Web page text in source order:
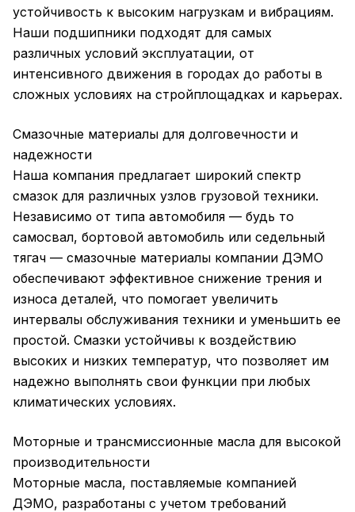
устойчивость к высоким нагрузкам и вибрациям.
Наши подшипники подходят для самых
различных условий эксплуатации, от
интенсивного движения в городах до работы в
сложных условиях на стройплощадках и карьерах.
Смазочные материалы для долговечности и
надежности
Наша компания предлагает широкий спектр
смазок для различных узлов грузовой техники.
Независимо от типа автомобиля — будь то
самосвал, бортовой автомобиль или седельный
тягач — смазочные материалы компании ДЭМО
обеспечивают эффективное снижение трения и
износа деталей, что помогает увеличить
интервалы обслуживания техники и уменьшить ее
простой. Смазки устойчивы к воздействию
высоких и низких температур, что позволяет им
надежно выполнять свои функции при любых
климатических условиях.
Моторные и трансмиссионные масла для высокой
производительности
Моторные масла, поставляемые компанией
ДЭМО, разработаны с учетом требований